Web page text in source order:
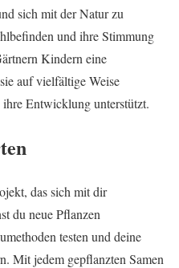
sich mit der Natur zu
und ihre Stimmung
Kindern eine
auf vielfältige Weise
Entwicklung unterstützt.
das sich mit dir
du neue Pflanzen
testen und deine
Mit jedem gepflanzten Samen